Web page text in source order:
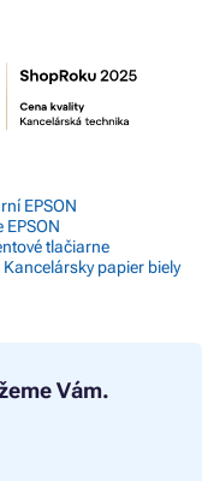
EPSON
tlačiarne
Kancelársky papier biely
Vám.